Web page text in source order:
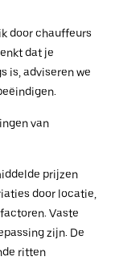
door chauffeurs
dat je
is, adviseren we
van
prijzen
door locatie,
Vaste
zijn. De
ritten